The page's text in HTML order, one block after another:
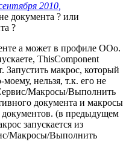
2010,
документа ? или
?
а может в профиле OOo.
ThisComponent
Запустить макрос, который
нельзя, т.к. его не
Макросы/Выполнить
документа и макросы
документов. (в предыдущем
запускается из
Макросы/Выполнить